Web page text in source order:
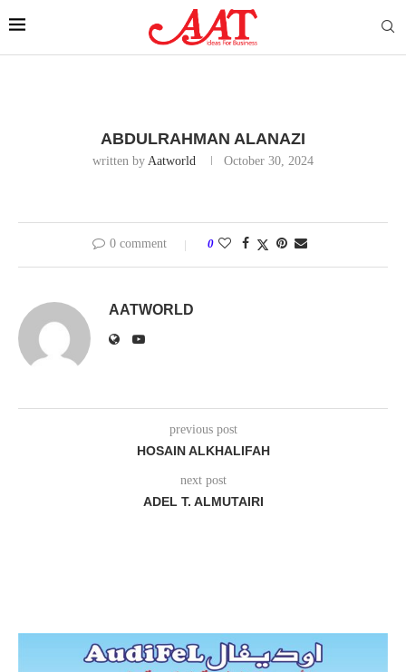
ABDULRAHMAN ALANAZI
written by Aatworld October 30, 2024
0 comment 0
AATWORLD
previous post
HOSAIN ALKHALIFAH
next post
ADEL T. ALMUTAIRI